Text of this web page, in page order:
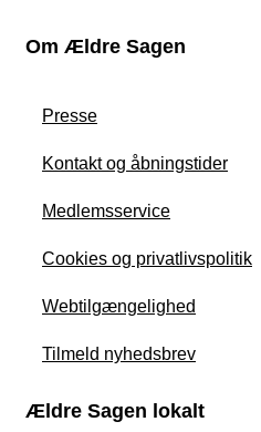
Om Ældre Sagen
Presse
Kontakt og åbningstider
Medlemsservice
Cookies og privatlivspolitik
Webtilgængelighed
Tilmeld nyhedsbrev
Ældre Sagen lokalt